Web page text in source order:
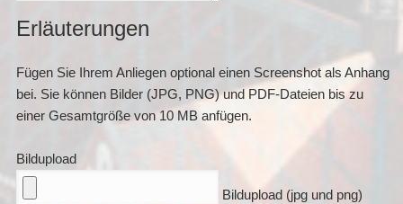
Erläuterungen
Fügen Sie Ihrem Anliegen optional einen Screenshot als Anhang
bei. Sie können Bilder (JPG, PNG) und PDF-Dateien bis zu
einer Gesamtgröße von 10 MB anfügen.
Bildupload
Bildupload (jpg und png)